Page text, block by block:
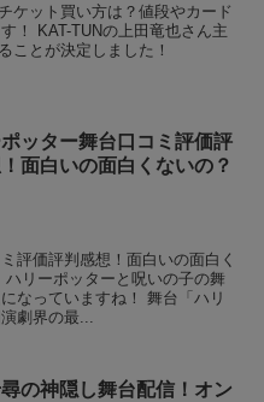
ケット買い方は？値段やカード
！ KAT-TUNの上田竜也さん主
ことが決定しました！
ッター舞台口コミ評価評
面白いの面白くないの？
評価評判感想！面白いの面白く
リーポッターと呪いの子の舞
なっていますね！ 舞台「ハリ
劇界の最...
の神隠し舞台配信！オン